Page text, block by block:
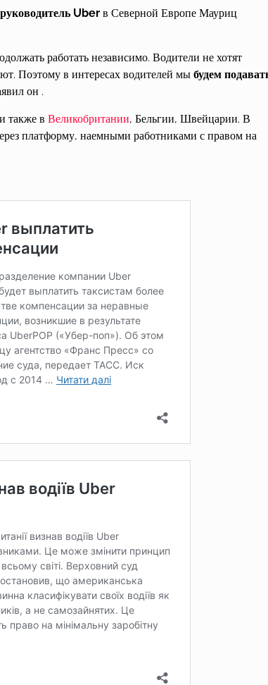
руководитель Uberв Северной Европе Мауриц
работать независимо. Водители не хотят
Поэтому в интересах водителей мы будем
он .
также в Великобритании, Бельгии, Швейцарии. В
платформу, наемными работниками с правом на